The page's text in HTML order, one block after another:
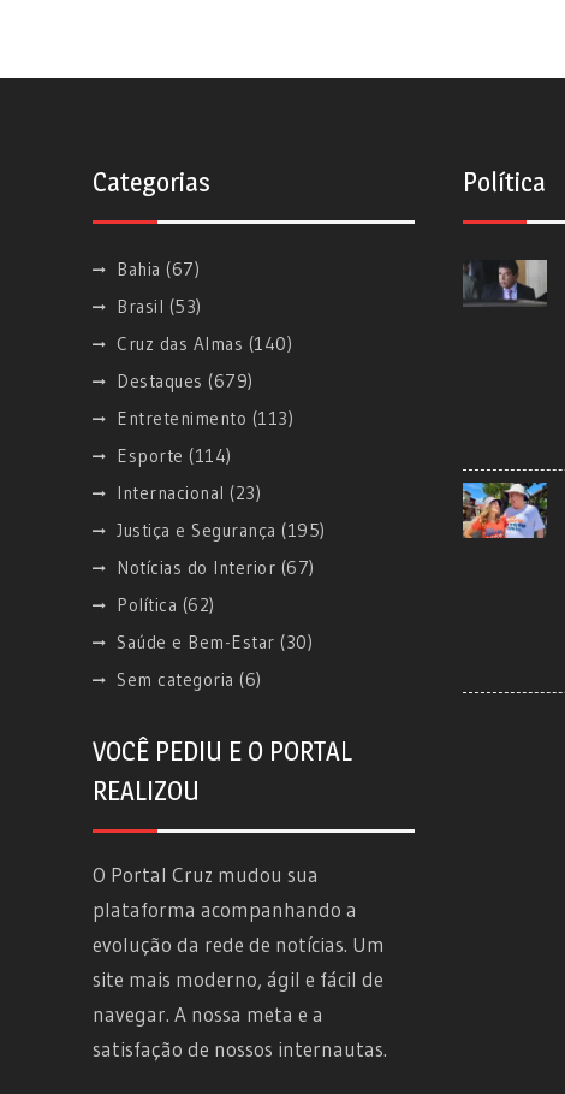
Categorias
Bahia (67)
Brasil (53)
Cruz das Almas (140)
Destaques (679)
Entretenimento (113)
Esporte (114)
Internacional (23)
Justiça e Segurança (195)
Notícias do Interior (67)
Política (62)
Saúde e Bem-Estar (30)
Sem categoria (6)
VOCÊ PEDIU E O PORTAL
REALIZOU
O Portal Cruz mudou sua
plataforma acompanhando a
evolução da rede de notícias. Um
site mais moderno, ágil e fácil de
navegar. A nossa meta e a
satisfação de nossos internautas.
Política